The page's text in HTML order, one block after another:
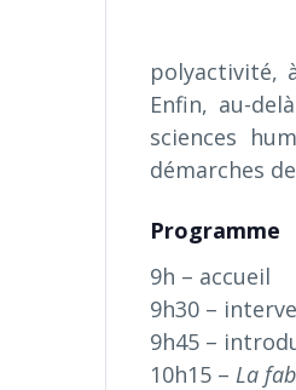
polyactivité,
Enfin, au-
sciences
démarches
Programme
9h – accueil
9h30 –
9h45 –
10h15 – La